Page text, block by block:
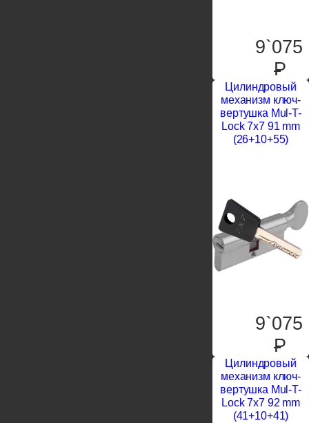
9`075
P
Цилиндровый
механизм ключ-
вертушка Mul-T-
Lock 7x7 91 mm
(26+10+55)
9`075
P
Цилиндровый
механизм ключ-
вертушка Mul-T-
Lock 7x7 92 mm
(41+10+41)